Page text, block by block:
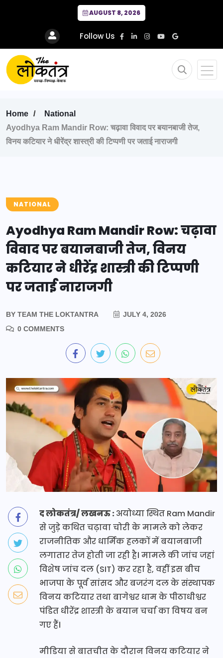
AUGUST 8, 2026
Follow Us
Home
National
Ayodhya Ram Mandir Row: चढ़ावा विवाद पर बयानबाजी तेज,
विनय कटियार ने धीरेंद्र शास्त्री की टिप्पणी पर जताई नाराजगी
NATIONAL
Ayodhya Ram Mandir Row: चढ़ावा
विवाद पर बयानबाजी तेज, विनय
कटियार ने धीरेंद्र शास्त्री की टिप्पणी
पर जताई नाराजगी
BY TEAM THE LOKTANTRA
JULY 4, 2026
0 COMMENTS
द लोकतंत्र/ लखनऊ :अयोध्या स्थित Ram Mandir
से जुड़े कथित चढ़ावा चोरी के मामले को लेकर
राजनीतिक और धार्मिक हलकों में बयानबाजी
लगातार तेज होती जा रही है। मामले की जांच जहां
विशेष जांच दल (SIT) कर रहा है, वहीं इस बीच
भाजपा के पूर्व सांसद और बजरंग दल के संस्थापक
विनय कटियार तथा बागेश्वर धाम के पीठाधीश्वर
पंडित धीरेंद्र शास्त्री के बयान चर्चा का विषय बन
गए हैं।
मीडिया से बातचीत के दौरान विनय कटियार ने